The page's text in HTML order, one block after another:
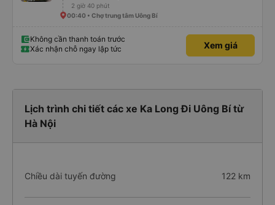
2 giờ 40 phút
00:40 • Chợ trung tâm Uông Bí
Không cần thanh toán trước
Xác nhận chỗ ngay lập tức
Xem giá
Lịch trình chi tiết các xe Ka Long Đi Uông Bí từ
Hà Nội
Chiều dài tuyến đường 122 km